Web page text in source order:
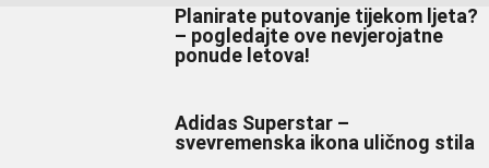
Planirate putovanje tijekom ljeta?
– pogledajte ove nevjerojatne
ponude letova!
Adidas Superstar –
svevremenska ikona uličnog stila